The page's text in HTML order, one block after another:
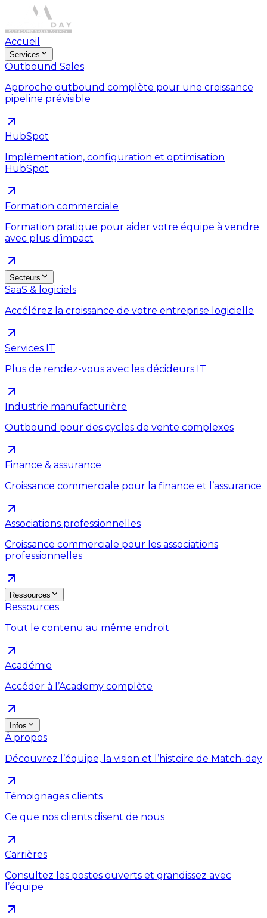
Accueil
Services
Outbound Sales
Approche outbound complète pour une croissance
pipeline prévisible
HubSpot
Implémentation, configuration et optimisation
HubSpot
Formation commerciale
Formation pratique pour aider votre équipe à vendre
avec plus d’impact
Secteurs
SaaS & logiciels
Accélérez la croissance de votre entreprise logicielle
Services IT
Plus de rendez-vous avec les décideurs IT
Industrie manufacturière
Outbound pour des cycles de vente complexes
Finance & assurance
Croissance commerciale pour la finance et l’assurance
Associations professionnelles
Croissance commerciale pour les associations
professionnelles
Ressources
Ressources
Tout le contenu au même endroit
Académie
Accéder à l’Academy complète
Infos
À propos
Découvrez l’équipe, la vision et l’histoire de Match-day
Témoignages clients
Ce que nos clients disent de nous
Carrières
Consultez les postes ouverts et grandissez avec
l’équipe